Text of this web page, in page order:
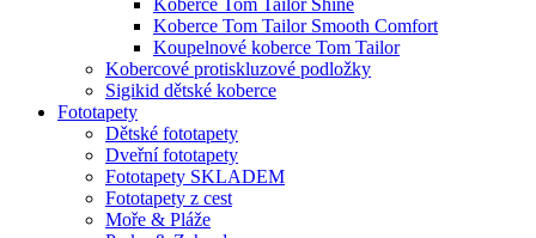
Koberce Tom Tailor Smooth Comfort
Koupelnové koberce Tom Tailor
Kobercové protiskluzové podložky
Sigikid dětské koberce
Fototapety
Dětské fototapety
Dveřní fototapety
Fototapety SKLADEM
Fototapety z cest
Moře & Pláže